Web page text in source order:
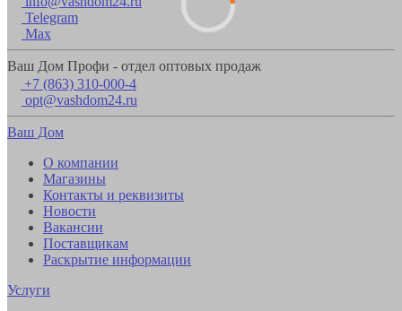
Telegram
Max
Ваш Дом Профи - отдел оптовых продаж
+7 (863) 310-000-4
opt@vashdom24.ru
Ваш Дом
О компании
Магазины
Контакты и реквизиты
Новости
Вакансии
Поставщикам
Раскрытие информации
Услуги